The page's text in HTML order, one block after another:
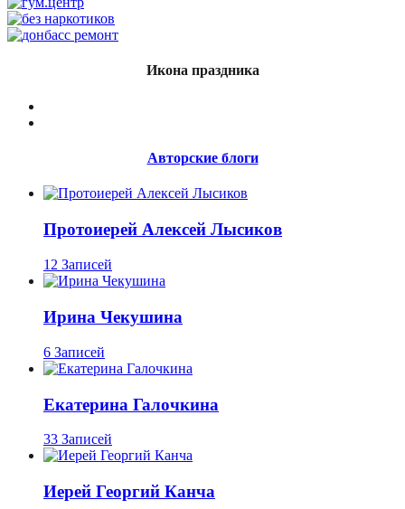
Икона праздника
Авторские блоги
Протоиерей Алексей Лысиков
12 Записей
Ирина Чекушина
6 Записей
Екатерина Галочкина
33 Записей
Иерей Георгий Канча